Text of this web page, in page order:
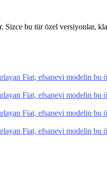
bu tür özel versiyonlar,
Fiat, efsanevi modelin
Fiat, efsanevi modelin
Fiat, efsanevi modelin
Fiat, efsanevi modelin